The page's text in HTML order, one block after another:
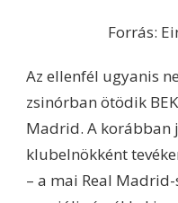
Forrás:
Az ellenfél ugyanis
zsinórban ötödik
Madrid. A korábban
klubelnökként
– a mai Real